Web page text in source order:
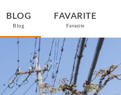
BLOG
Blog
FAVARITE
Favarite